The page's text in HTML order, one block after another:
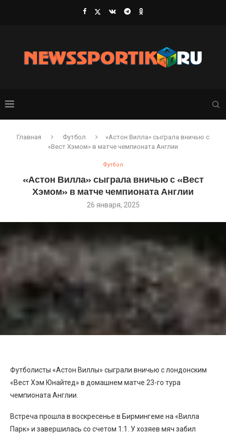
Главная Футбол
«Астон Вилла» сыграла вничью с
«Вест Хэмом» в матче чемпионата Англии
Футбол
«Астон Вилла» сыграла вничью с «Вест
Хэмом» в матче чемпионата Англии
26 января, 2025
Футболисты «Астон Виллы» сыграли вничью с лондонским
«Вест Хэм Юнайтед» в домашнем матче 23-го тура
чемпионата Англии.
Встреча прошла в воскресенье в Бирмингеме на «Вилла
Парк» и завершилась со счетом 1:1. У хозяев мяч забил